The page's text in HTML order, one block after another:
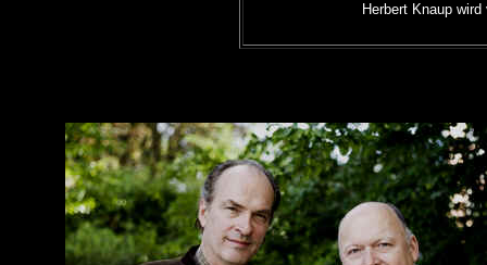
Herbert Knaup